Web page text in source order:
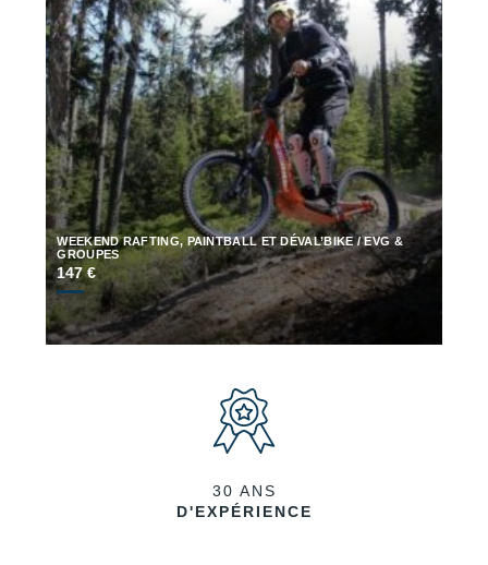
WEEKEND RAFTING, PAINTBALL ET DÉVAL’BIKE / EVG &
GROUPES
147 €
30 ANS
D'EXPÉRIENCE